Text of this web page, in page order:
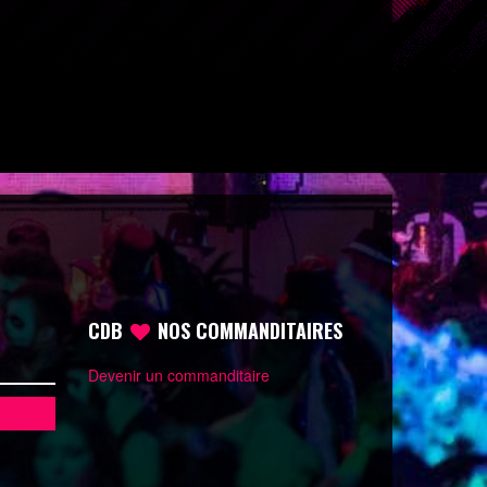
CDB NOS COMMANDITAIRES
Devenir un commanditaire